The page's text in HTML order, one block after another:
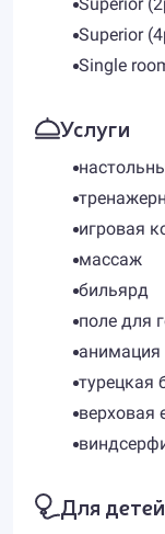
Superior
Single
Услуги
игровая
массаж
бильярд
поле для
анимация
турецкая
верховая
Для детей